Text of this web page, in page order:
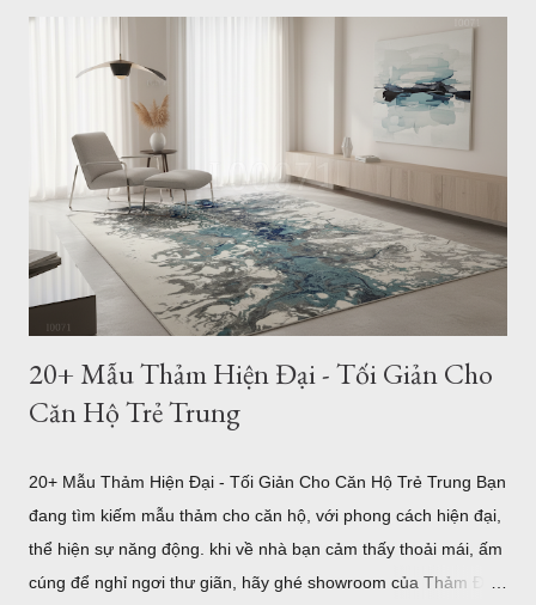
thảm phù hợp nhất. Cách Chọn Kích Thước Thảm Phòng
Khách Chuẩn Theo Từng Loại Sofa (Kèm Bảng Kích Thước) Vì
sao kích thước thảm phòng khách lại quan trọng? Trong thiết
kế nội thất, thảm không chỉ có tác dụng trang trí mà còn đóng
vai trò kết nối toàn bộ khu vực tiếp khách. Một chiếc thảm có
kích thước phù hợp sẽ tạo cảm giác cân đối, giúp bộ sofa, bàn
trà và các món đồ nội thất trở thành một tổng ...
20+ Mẫu Thảm Hiện Đại - Tối Giản Cho
Căn Hộ Trẻ Trung
20+ Mẫu Thảm Hiện Đại - Tối Giản Cho Căn Hộ Trẻ Trung Bạn
đang tìm kiếm mẫu thảm cho căn hộ, với phong cách hiện đại,
thể hiện sự năng động. khi về nhà bạn cảm thấy thoải mái, ấm
cúng để nghỉ ngơi thư giãn, hãy ghé showroom của Thảm Đẹp